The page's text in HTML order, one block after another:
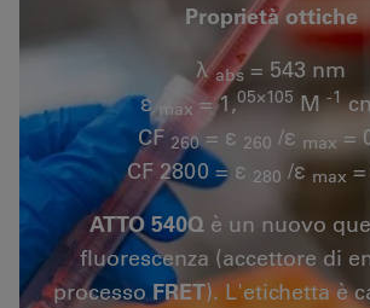
Proprietà ottiche
λabs= 543 nm
ε max = 1,05×105 M-1
CF260= ε 260 /ε max =
CF 2800 = ε 280 /ε max
ATTO 540Qè un nuovo
fluorescenza (accettore di
processoFRET). L'etichetta è